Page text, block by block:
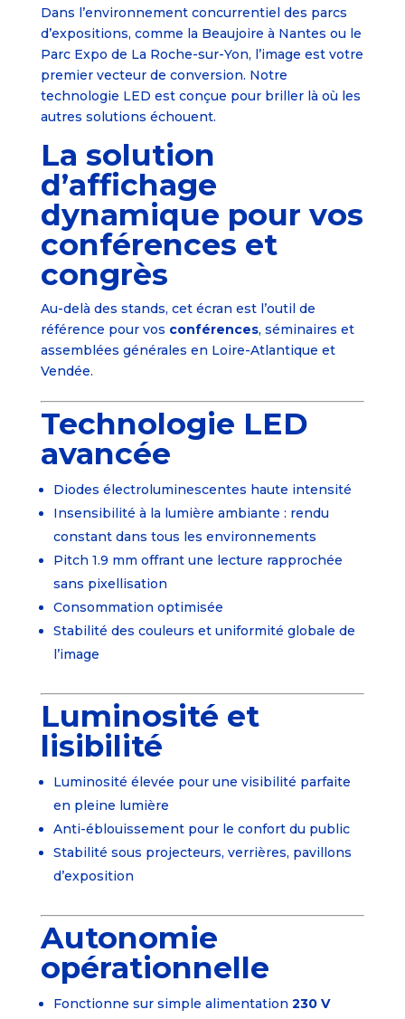
Dans l’environnement concurrentiel des parcs
d’expositions, comme la Beaujoire à Nantes ou le
Parc Expo de La Roche-sur-Yon, l’image est votre
premier vecteur de conversion. Notre
technologie LED est conçue pour briller là où les
autres solutions échouent.
La solution
d’affichage
dynamique pour vos
conférences et
congrès
Au-delà des stands, cet écran est l’outil de
référence pour vos conférences, séminaires et
assemblées générales en Loire-Atlantique et
Vendée.
Technologie LED
avancée
Diodes électroluminescentes haute intensité
Insensibilité à la lumière ambiante : rendu
constant dans tous les environnements
Pitch 1.9 mm offrant une lecture rapprochée
sans pixellisation
Consommation optimisée
Stabilité des couleurs et uniformité globale de
l’image
Luminosité et
lisibilité
Luminosité élevée pour une visibilité parfaite
en pleine lumière
Anti-éblouissement pour le confort du public
Stabilité sous projecteurs, verrières, pavillons
d’exposition
Autonomie
opérationnelle
Fonctionne sur simple alimentation 230 V